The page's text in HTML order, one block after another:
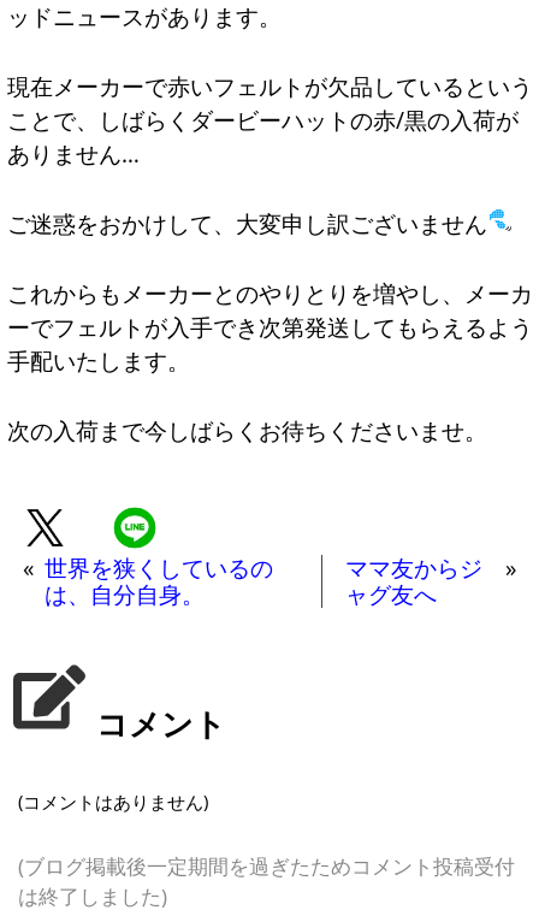
ッドニュースがあります。
現在メーカーで赤いフェルトが欠品しているという
ことで、しばらくダービーハットの赤/黒の入荷が
ありません…
ご迷惑をおかけして、大変申し訳ございません
これからもメーカーとのやりとりを増やし、メーカ
ーでフェルトが入手でき次第発送してもらえるよう
手配いたします。
次の入荷まで今しばらくお待ちくださいませ。
« 世界を狭くしているの
は、自分自身。
ママ友からジ
ャグ友へ
»
コメント
(コメントはありません)
(ブログ掲載後一定期間を過ぎたためコメント投稿受付
は終了しました)